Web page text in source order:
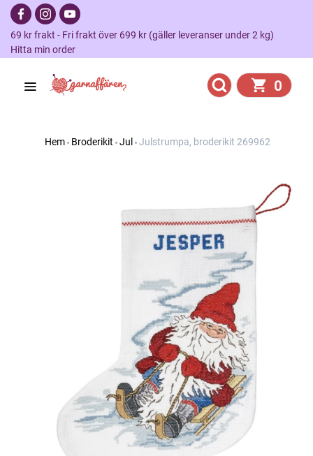
69 kr frakt - Fri frakt över 699 kr (gäller leveranser under 2 kg)
Hitta min order
0
Hem Broderikit Jul Julstrumpa, broderikit 269962